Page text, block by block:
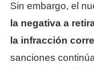
Sin embargo, el
la negativa a
la infracción
sanciones